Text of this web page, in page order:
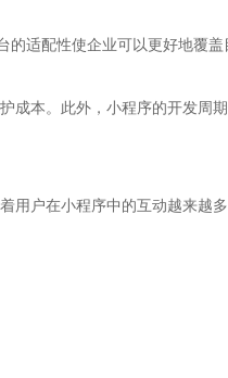
适配性使企业可以更好地覆盖
成本。此外，小程序的开发周
户在小程序中的互动越来越